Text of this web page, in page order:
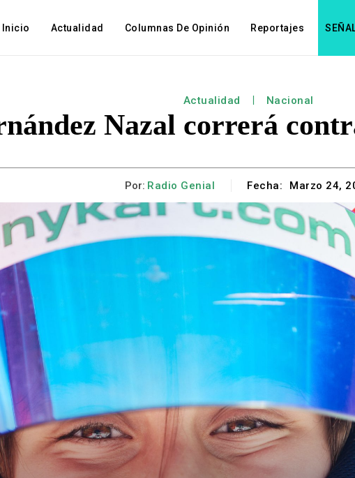
Inicio Actualidad Columnas De Opinión Reportajes
Actualidad Nacional
Nazal correrá
Por: Radio Genial Fecha: Marzo 24,